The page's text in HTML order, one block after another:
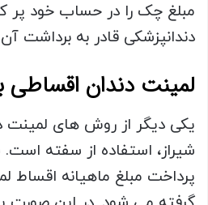
مبلغ چک را در حساب خود پر
دندانپزشکی قادر به برداشت
لمینت دندان اقساطی
یکی دیگر از روش های لمینت
شیراز، استفاده از سفته
پرداخت مبلغ ماهیانه اقساط